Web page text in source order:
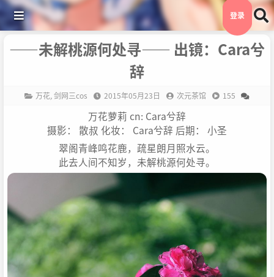
登录
——未解桃源何处寻—— 出镜：Cara兮
辞
万花,剑网三cos 2015年05月23日 次元茶馆 155
万花萝莉 cn: Cara兮辞
摄影： 散叔 化妆： Cara兮辞 后期： 小圣
翠阁青峰鸣花鹿，疏星朗月照水云。
此去人间不知岁，未解桃源何处寻。